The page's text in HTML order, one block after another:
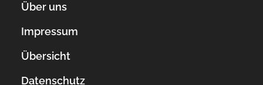
Über uns
Impressum
Übersicht
Datenschutz